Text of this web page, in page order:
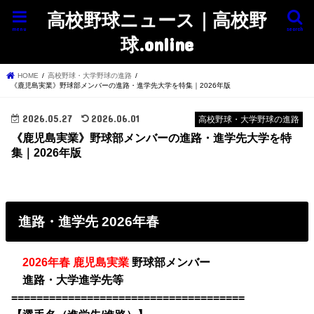
高校野球ニュース｜高校野
球.online
search
menu
HOME
高校野球・大学野球の進路
《鹿児島実業》野球部メンバーの進路・進学先大学を特集｜2026年版
高校野球・大学野球の進路
2026.05.27 2026.06.01
《鹿児島実業》野球部メンバーの進路・進学先大学を特
集｜2026年版
進路・進学先 2026年春
・2026年春 鹿児島実業 野球部メンバー
・進路・大学進学先等
=====================================